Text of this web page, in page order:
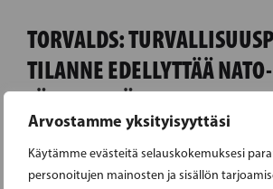
Arvostamme yksityisyyttäsi
Käytämme evästeitä selauskokemuksesi
personoitujen mainosten ja sisällön
TORVALDS:
TILANNE EDELLYTTÄÄ NATO-
JÄSENYYTTÄ
RKP:n presidenttiehdokas Nils
mukaan Suomen ja Euroopan